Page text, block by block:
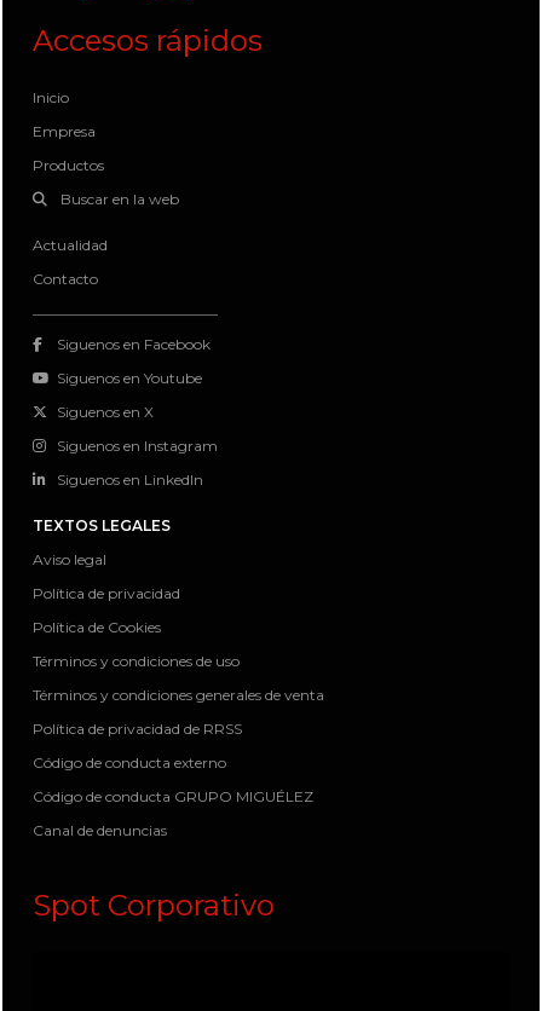
Accesos rápidos
Inicio
Empresa
Productos
Buscar en la web
Actualidad
Contacto
Siguenos en Facebook
Siguenos en Youtube
Siguenos en X
Siguenos en Instagram
Siguenos en LinkedIn
TEXTOS LEGALES
Aviso legal
Política de privacidad
Política de Cookies
Términos y condiciones de uso
Términos y condiciones generales de venta
Política de privacidad de RRSS
Código de conducta externo
Código de conducta GRUPO MIGUÉLEZ
Canal de denuncias
Spot Corporativo